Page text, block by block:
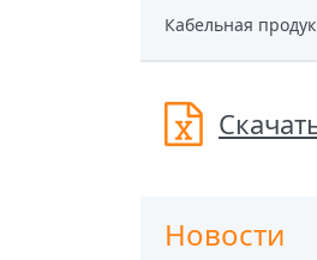
Кабельная
Новости